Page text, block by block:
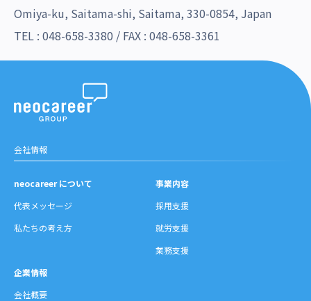
拠点一覧
採用情報
Omiya-ku, Saitama-shi, Saitama, 330-0854, Japan
TEL : 048-658-3380 / FAX : 048-658-3361
会社情報
neocareer について
代表メッセージ
私たちの考え方
事業内容
採用支援
就労支援
業務支援
企業情報
会社概要